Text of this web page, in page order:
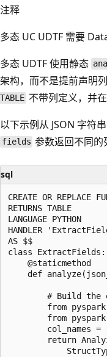
注释
多态 UC UDTF 需要
多态 UDTF 使用静态
架构，而不是提前声明
TABLE 不带列定义，并
以下示例从 JSON 字符
fields 参数返回不同的
sql
CREATE OR
RETURNS TABLE
LANGUAGE PYTHON
HANDLER
AS $$
class ExtractFields:
    @staticmethod
def
# Build the
from
from
col_names =
return